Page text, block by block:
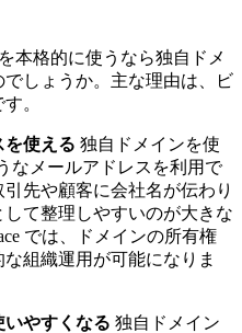
本格的に使うなら独自ドメ
しょうか。主な理由は、ビ
。
を使える 独自ドメインを使
なメールアドレスを利用で
先や顧客に会社名が伝わり
て整理しやすいのが大きな
では、ドメインの所有権
組織運用が可能になりま
いやすくなる 独自ドメイン